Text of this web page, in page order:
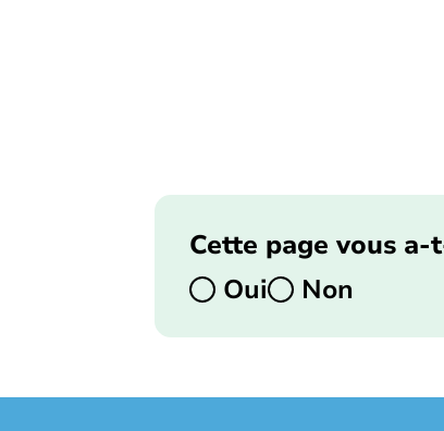
Cette page vous
Oui
Non